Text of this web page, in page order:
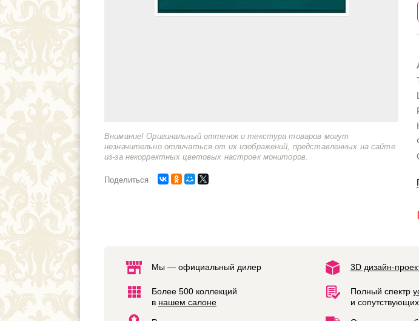
Внимание! Оригинальный оттенок и текстура товаров могут
незначительно отличаться от их изображений, представленных на сайте
из-за некорректных цветовых настроек мониторов.
Поделиться
Мы — официальный дилер 3D дизайн-
Более 500 коллекций
в нашем салоне
Полный спектр
и